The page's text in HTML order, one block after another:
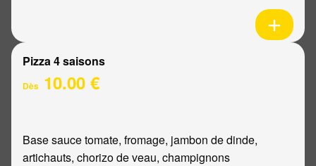
Pizza 4 saisons
Dès 10.00 €
Base sauce tomate, fromage, jambon de dinde,
artichauts, chorizo de veau, champignons